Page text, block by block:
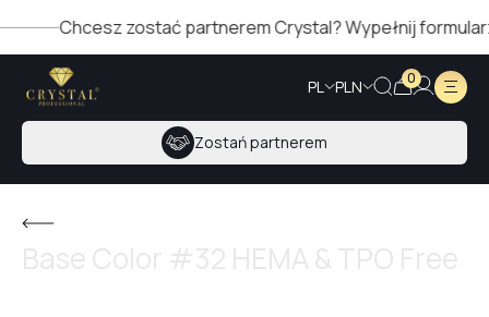
Chcesz zostać partnerem Crystal? Wypełnij formularz
PL PLN 0
Zostań partnerem